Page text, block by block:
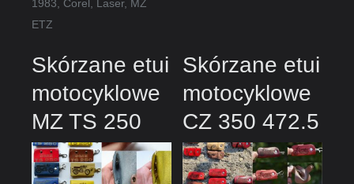
1983, Corel , Laser, MZ
ETZ
Skórzane etui
motocyklowe
MZ TS 250
Skórzane etui
motocyklowe
CZ 350 472.5